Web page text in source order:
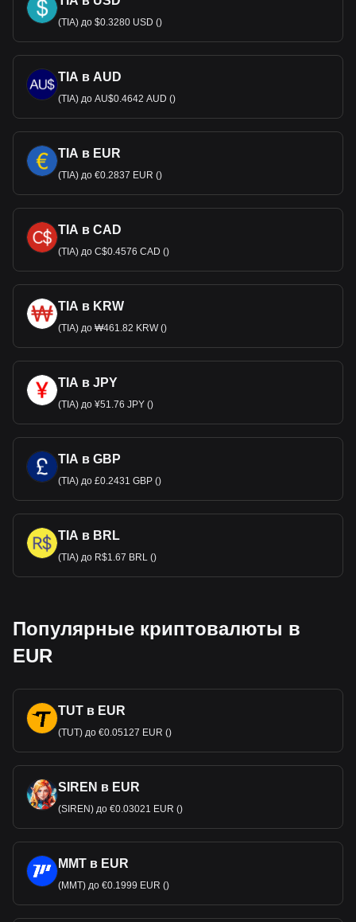
(TIA) до $0.3280 USD ()
TIA в AUD
(TIA) до AU$0.4642 AUD ()
TIA в EUR
(TIA) до €0.2837 EUR ()
TIA в CAD
(TIA) до C$0.4576 CAD ()
TIA в KRW
(TIA) до ₩461.82 KRW ()
TIA в JPY
(TIA) до ¥51.76 JPY ()
TIA в GBP
(TIA) до £0.2431 GBP ()
TIA в BRL
(TIA) до R$1.67 BRL ()
Популярные криптовалюты в
EUR
TUT в EUR
(TUT) до €0.05127 EUR ()
SIREN в EUR
(SIREN) до €0.03021 EUR ()
MMT в EUR
(MMT) до €0.1999 EUR ()